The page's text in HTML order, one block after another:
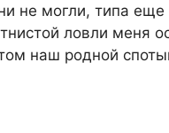
не могли, типа
ловли меня
наш родной